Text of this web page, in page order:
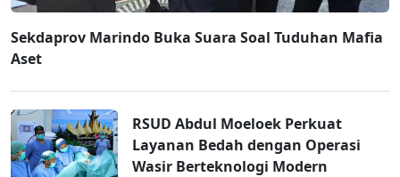
Sekdaprov Marindo Buka Suara Soal Tuduhan Mafia
Aset
RSUD Abdul Moeloek Perkuat
Layanan Bedah dengan Operasi
Wasir Berteknologi Modern